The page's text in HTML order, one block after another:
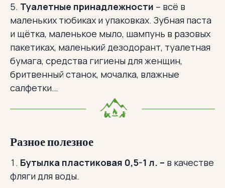
Туалетные принадлежности – всё в
маленьких тюбиках и упаковках. Зубная паста
и щётка, маленькое мыло, шампунь в разовых
пакетиках, маленький дезодорант, туалетная
бумага, средства гигиены для женщин,
бритвенный станок, мочалка, влажные
салфетки…
Разное полезное
Бутылка пластиковая 0,5-1 л. – в качестве
фляги для воды.